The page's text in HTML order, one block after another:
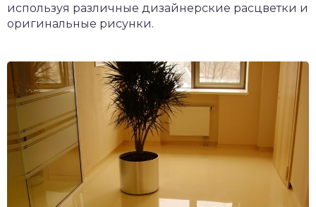
используя различные дизайнерские расцветки и
оригинальные рисунки.